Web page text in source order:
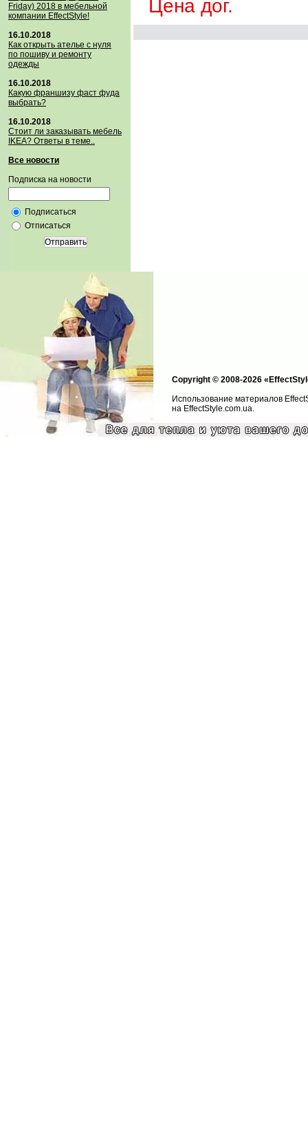
Friday) 2018 в мебельной
компании EffectStyle!
16.10.2018
Как открыть ателье с нуля
по пошиву и ремонту
одежды
16.10.2018
Какую франшизу фаст фуда
выбрать?
16.10.2018
Стoит ли заказывать мебель
IKEA? Ответы в теме..
Все новости
Подписка на новости
Подписаться
Отписаться
Отправить
Цена дог.
Copyright © 2008-2026
Использование материалов
на EffectStyle.com.ua.